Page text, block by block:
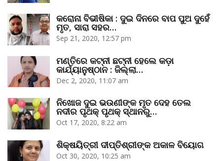
କରୋନା ବିଭୀଷିକା : ଦୁଇ ଦିନରେ ବାପ ପୁଅ ଦୁହେଁ
ମୃତ, ସାରା ସହର…
Sep 21, 2020, 12:57 pm
ମଣ୍ତିରେ କଟ୍‌ନୀ ଛଟ୍‌ନୀ ହେଲେ କଡ଼ା
କାର୍ଯ୍ୟାନୁଷ୍ଠାନ : ଜିଲ୍ଲା…
Dec 2, 2020, 11:07 am
ନିଖୋଜ ଦୁଇ ଭଉଣୀଙ୍କ ମୃତ ଦେହ ତେଲ
ନଦୀର ପୃଥକ୍‌ ପୃଥକ୍‌ ସ୍ଥାନରୁ…
Oct 17, 2020, 8:22 am
ଶିକ୍ଷୟିତ୍ରୀ ଦୀପ୍ତିଶ୍ରୀଙ୍କ ଅକାଳ ବିୟୋଗ
Oct 30, 2020, 10:25 am